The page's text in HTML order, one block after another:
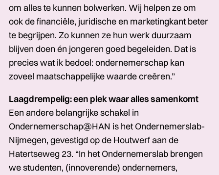
om alles te kunnen bolwerken. Wij helpen ze om
ook de financiële, juridische en marketingkant beter
te begrijpen. Zo kunnen ze hun werk duurzaam
blijven doen én jongeren goed begeleiden. Dat is
precies wat ik bedoel: ondernemerschap kan
zoveel maatschappelijke waarde creëren.”
Laagdrempelig: een plek waar alles samenkomt
Een andere belangrijke schakel in
Ondernemerschap@HAN is het Ondernemerslab­­­
Nijmegen, gevestigd op de Houtwerf aan de
Hatertseweg 23. “In het Ondernemerslab brengen
we studenten, (innoverende) ondernemers,